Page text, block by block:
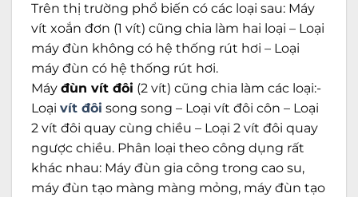
Trên thị trường phổ biến có các loại sau: Máy
vít xoắn đơn (1 vít) cũng chia làm hai loại – Loại
máy đùn không có hệ thống rút hơi – Loại
máy đùn có hệ thống rút hơi.
Máy đùn vít đôi (2 vít) cũng chia làm các loại:-
Loại vít đôi song song – Loại vít đôi côn – Loại
2 vít đôi quay cùng chiều – Loại 2 vít đôi quay
ngược chiều. Phân loại theo công dụng rất
khác nhau: Máy đùn gia công trong cao su,
máy đùn tạo màng màng mỏng, máy đùn tạo